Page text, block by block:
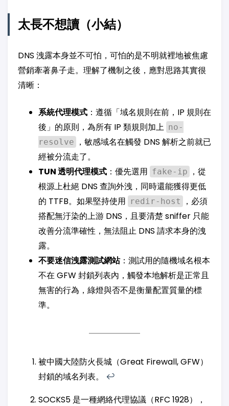
太長不想讀（小結）
DNS 洩露本身並不可怕，可怕的是不明就裡地被焦慮
營銷牽著鼻子走。理解了機制之後，應對思路其實很
清晰：
系統代理模式 ：遵循「域名規則在前，IP 規則在
後」的原則，為所有 IP 類規則加上 no-
resolve
，敏感域名在觸發 DNS 解析之前就已
經被分流走了。
TUN 透明代理模式 ：優先選用 fake-ip
，從
根源上杜絕 DNS 查詢外洩，同時還能獲得更低
的 TTFB。如果堅持使用
redir-host
，必須
搭配無汙染的上游 DNS，且要清楚 sniffer 只能
改善分流準確性，無法阻止 DNS 請求本身的洩
露。
不要迷信洩露測試網站：測試用的隨機域名根本
不在 GFW 封鎖列表內，觸發本地解析是正常且
無害的行為，綠燈與否不是衡量配置質量的標
準。
被中國大陸防火長城（Great Firewall, GFW）
封鎖的域名列表。 ↩︎
SOCKS5 是一種網絡代理協議（RFC 1928），